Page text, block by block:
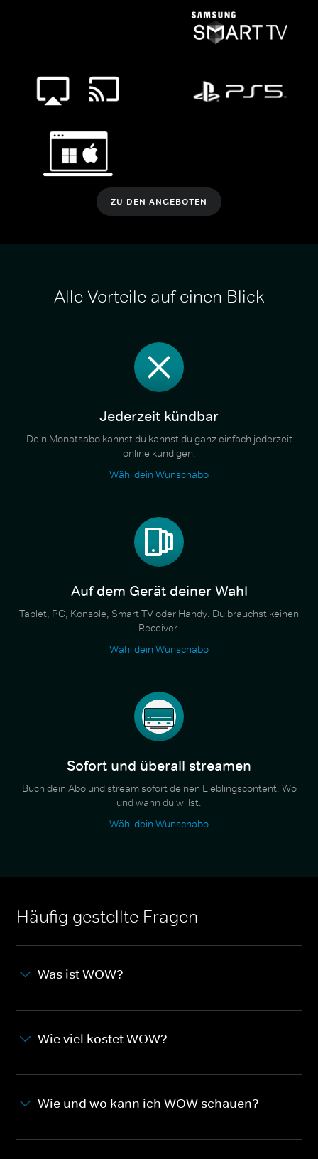
ZU DEN ANGEBOTEN
Alle Vorteile auf einen Blick
Jederzeit kündbar
Dein Monatsabo kannst du kannst du ganz einfach jederzeit
online kündigen.
Wähl dein Wunschabo
Auf dem Gerät deiner Wahl
Tablet, PC, Konsole, Smart TV oder Handy. Du brauchst keinen
Receiver.
Wähl dein Wunschabo
Sofort und überall streamen
Buch dein Abo und stream sofort deinen Lieblingscontent. Wo
und wann du willst.
Wähl dein Wunschabo
Häufig gestellte Fragen
Was ist WOW?
Wie viel kostet WOW?
Wie und wo kann ich WOW schauen?